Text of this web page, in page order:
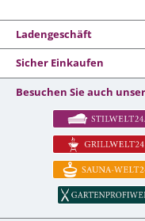
Ladengeschäft
Sicher Einkaufen
Besuchen Sie auch